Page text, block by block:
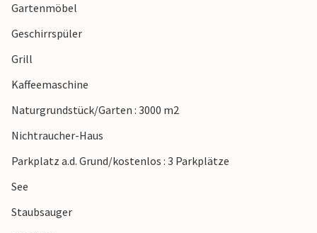
Gartenmöbel
Geschirrspüler
Grill
Kaffeemaschine
Naturgrundstück/Garten : 3000 m2
Nichtraucher-Haus
Parkplatz a.d. Grund/kostenlos : 3 Parkplätze
See
Staubsauger